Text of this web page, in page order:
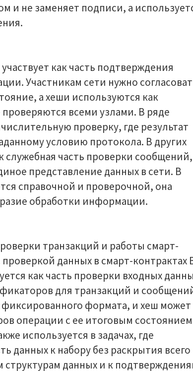
и не заменяет подписи, а
как часть подтверждения
Участникам сети нужно
а хеши используются как
всеми узлами. В ряде
проверку, где результат
условию протокола. В других
часть проверки сообщений,
представление данных в сети. В
справочной и проверочной, она
обработки информации.
транзакций и работы смарт-
данных в смарт-контрактах
как часть проверки входных
для транзакций и
формата, и хеш может
операции с ее итоговым
используется в задачах, где
данных к набору без раскрытия всего
данных и к